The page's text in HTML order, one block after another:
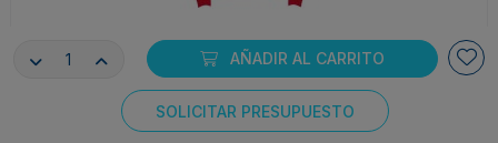
AÑADIR AL CARRITO
SOLICITAR PRESUPUESTO
PO66360360
L
ROJO
En stock
Consentimiento de cookies